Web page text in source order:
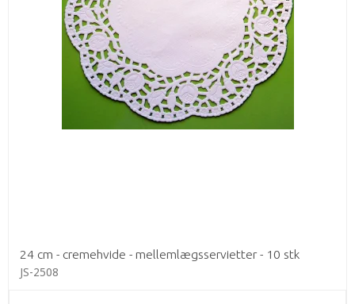
24 cm - cremehvide - mellemlægsservietter - 10 stk
JS-2508